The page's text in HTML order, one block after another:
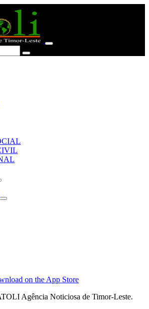
Agência Noticiosa de Timor-Leste.